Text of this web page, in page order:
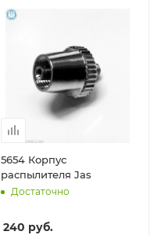
5654 Корпус
распылителя Jas
Достаточно
240 руб.